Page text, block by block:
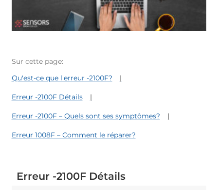
Sur cette page:
Qu'est-ce que l'erreur -2100F?
Erreur -2100F Détails
Erreur -2100F – Quels sont ses symptômes?
Erreur 1008F – Comment le réparer?
Erreur -2100F Détails